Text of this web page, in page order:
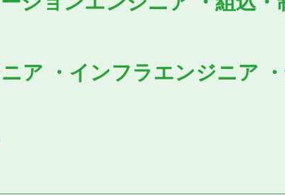
ア ・ インフラエンジニア ・